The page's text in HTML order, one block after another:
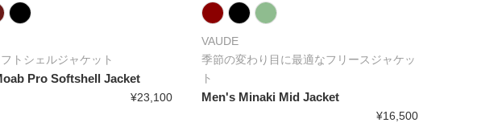
トシェルジャケット
Pro Softshell Jacket
¥23,100
VAUDE
季節の変わり目に最適なフリースジャケッ
ト
Men's Minaki Mid Jacket
¥16,500